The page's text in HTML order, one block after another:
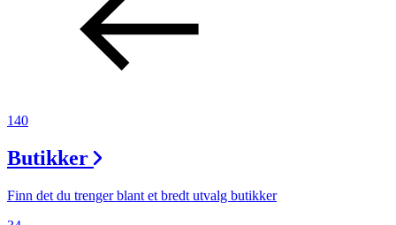
Gavekort
140
Butikker
Finn det du trenger blant et bredt utvalg butikker